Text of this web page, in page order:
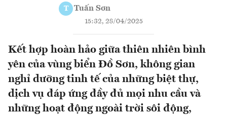
T Tuấn Sơn
15:32, 28/04/2025
Kết hợp hoàn hảo giữa thiên nhiên bình
yên của vùng biển Đồ Sơn, không gian
nghỉ dưỡng tinh tế của những biệt thự,
dịch vụ đáp ứng đầy đủ mọi nhu cầu và
những hoạt động ngoài trời sôi động,